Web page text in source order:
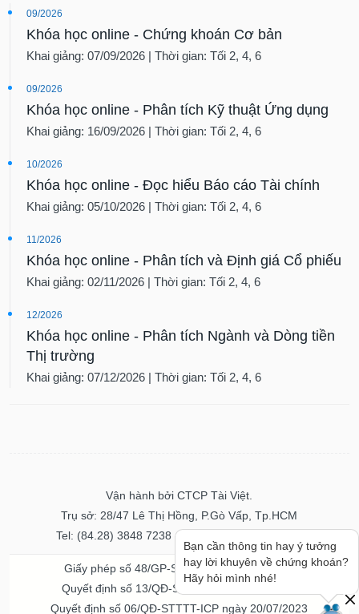
09/2026
Khóa học online - Chứng khoán Cơ bản
Khai giảng: 07/09/2026 | Thời gian: Tối 2, 4, 6
09/2026
Khóa học online - Phân tích Kỹ thuật Ứng dụng
Khai giảng: 16/09/2026 | Thời gian: Tối 2, 4, 6
10/2026
Khóa học online - Đọc hiểu Báo cáo Tài chính
Khai giảng: 05/10/2026 | Thời gian: Tối 2, 4, 6
11/2026
Khóa học online - Phân tích và Định giá Cổ phiếu
Khai giảng: 02/11/2026 | Thời gian: Tối 2, 4, 6
12/2026
Khóa học online - Phân tích Ngành và Dòng tiền
Thị trường
Khai giảng: 07/12/2026 | Thời gian: Tối 2, 4, 6
Vận hành bởi CTCP Tài Việt.
Trụ sở: 28/47 Lê Thị Hồng, P.Gò Vấp, Tp.HCM
Tel: (84.28) 3848 7238 - Fax: (84.28) 3848 7237
Giấy phép số 48/GP-STTTT ngày 04/11/2016
Quyết định số 13/QĐ-STTTT ngày 02/11/2017
Quyết định số 06/QĐ-STTTT-ICP ngày 20/07/2023
Bạn cần thông tin hay ý tưởng
hay lời khuyên về chứng khoán?
Hãy hỏi mình nhé!